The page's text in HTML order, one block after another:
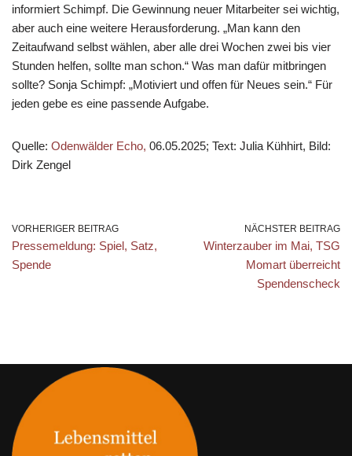
informiert Schimpf. Die Gewinnung neuer Mitarbeiter sei wichtig,
aber auch eine weitere Herausforderung. „Man kann den
Zeitaufwand selbst wählen, aber alle drei Wochen zwei bis vier
Stunden helfen, sollte man schon.“ Was man dafür mitbringen
sollte? Sonja Schimpf: „Motiviert und offen für Neues sein.“ Für
jeden gebe es eine passende Aufgabe.
Quelle: Odenwälder Echo, 06.05.2025; Text: Julia Kühhirt, Bild:
Dirk Zengel
VORHERIGER BEITRAG
Pressemeldung: Spiel, Satz,
Spende
NÄCHSTER BEITRAG
Winterzauber im Mai, TSG
Momart überreicht
Spendenscheck